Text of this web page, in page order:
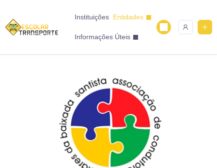
Instituições Entidades
Informações Úteis